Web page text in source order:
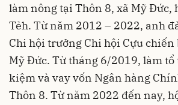
làm nông tại Thôn 8, xã Mỹ Đức,
Tẻh. Từ năm 2012 – 2022, anh
Chi hội trưởng Chi hội Cựu
Mỹ Đức. Từ tháng 6/2019, làm
kiệm và vay vốn Ngân hàng
Thôn 8. Từ năm 2022 đến nay,